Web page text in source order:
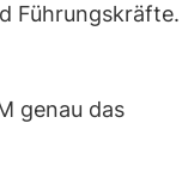
Führungskräfte.
genau das